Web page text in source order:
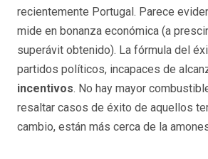
recientemente Portugal. Parece
mide en bonanza económica (a
superávit obtenido). La fórmula del
partidos políticos, incapaces de
incentivos. No hay mayor
resaltar casos de éxito de aquellos
cambio, están más cerca de la